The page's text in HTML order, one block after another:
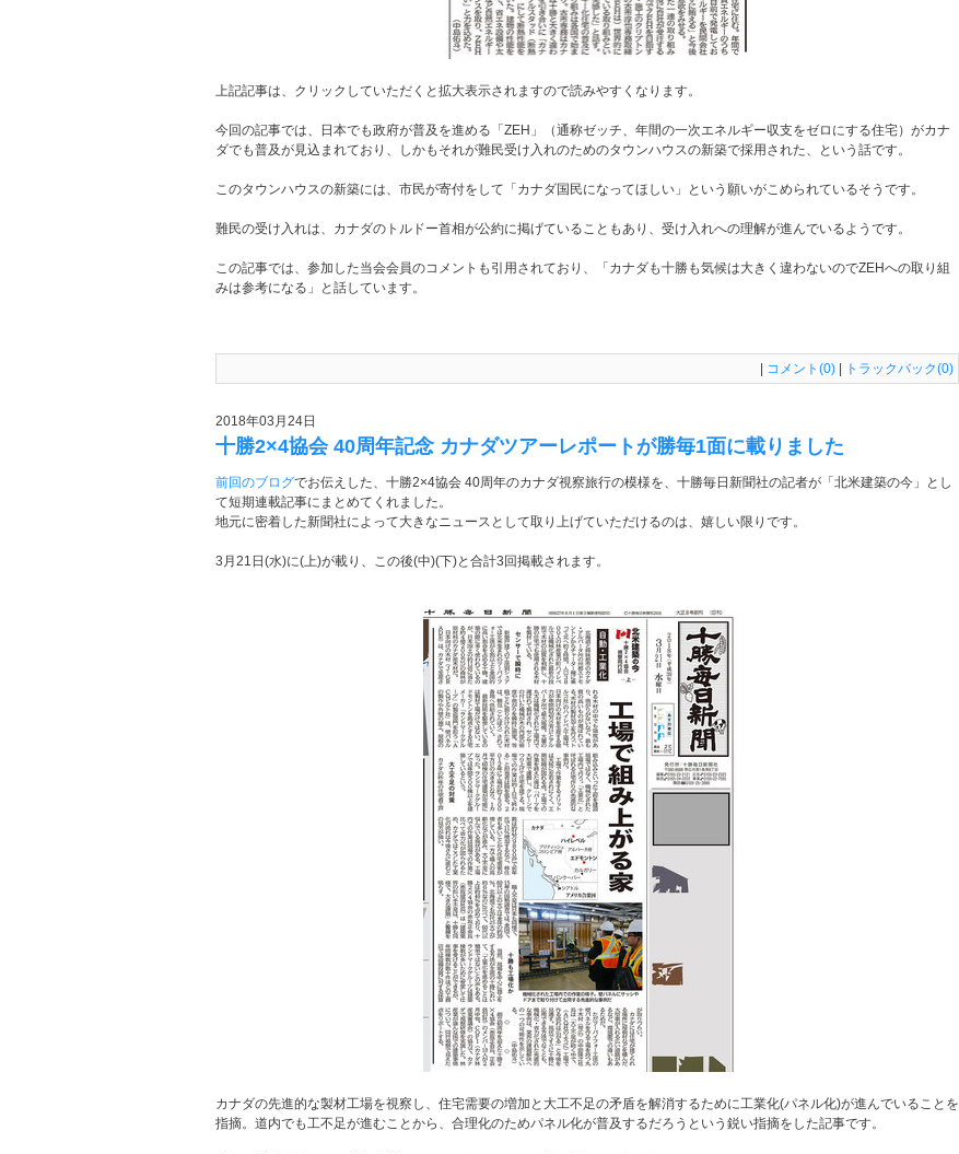
上記記事は、クリックしていただくと拡大表示されますので読みやすくなります。
今回の記事では、日本でも政府が普及を進める「ZEH」（通称ゼッチ、年間の一次エネルギー収支をゼロにする住宅）がカナ
ダでも普及が見込まれており、しかもそれが難民受け入れのためのタウンハウスの新築で採用された、という話です。
このタウンハウスの新築には、市民が寄付をして「カナダ国民になってほしい」という願いがこめられているそうです。
難民の受け入れは、カナダのトルドー首相が公約に掲げていることもあり、受け入れへの理解が進んでいるようです。
この記事では、参加した当会会員のコメントも引用されており、「カナダも十勝も気候は大きく違わないのでZEHへの取り組
みは参考になる」と話しています。
コメント(0) トラックバック(0)
2018年03月24日
十勝2×4協会 40周年記念 カナダツアーレポートが勝毎1面に載りました
前回のブログでお伝えした、十勝2×4協会 40周年のカナダ視察旅行の模様を、十勝毎日新聞社の記者が「北米建築の今」とし
て短期連載記事にまとめてくれました。
地元に密着した新聞社によって大きなニュースとして取り上げていただけるのは、嬉しい限りです。
3月21日(水)に(上)が載り、この後(中)(下)と合計3回掲載されます。
カナダの先進的な製材工場を視察し、住宅需要の増加と大工不足の矛盾を解消するために工業化(パネル化)が進んでいることを
指摘。道内でも工不足が進むことから、合理化のためパネル化が普及するだろうという鋭い指摘をした記事です。